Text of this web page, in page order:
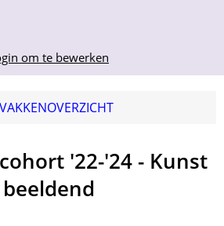
om te bewerken
VAKKENOVERZICHT
'22-'24 - Kunst
beeldend